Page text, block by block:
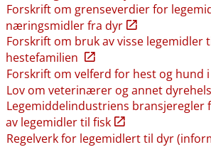
Forskrift om grenseverdier for
næringsmidler fra dyr
Forskrift om bruk av visse legemidler
hestefamilien
Forskrift om velferd for hest og hund
Lov om veterinærer og annet
Legemiddelindustriens bransjeregler
av legemidler til fisk
Regelverk for legemidlert til dyr